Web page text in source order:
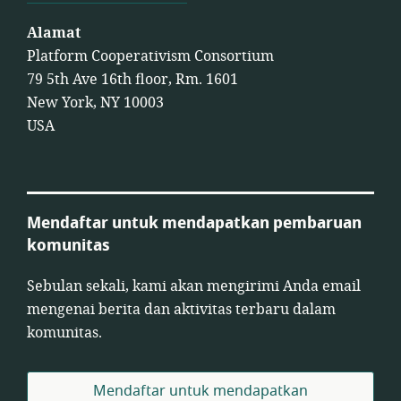
Alamat
Platform Cooperativism Consortium
79 5th Ave 16th floor, Rm. 1601
New York, NY 10003
USA
Mendaftar untuk mendapatkan pembaruan
komunitas
Sebulan sekali, kami akan mengirimi Anda email
mengenai berita dan aktivitas terbaru dalam
komunitas.
Mendaftar untuk mendapatkan